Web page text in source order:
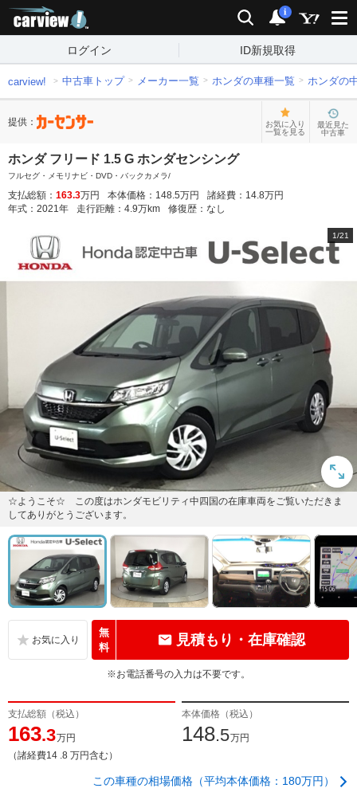
検索 通知
i
ログイン ID新規取得
carview! 中古車トップ メーカー一覧 ホンダの車種一覧 ホンダの
提供：
お気に入り
一覧を見る
最近見た
中古車
ホンダ フリード 1.5 G ホンダセンシング
フルセグ・メモリナビ・DVD・バックカメラ/
支払総額： 163.3万円 本体価格： 148.5万円 諸経費： 14.8万円
年式： 2021年 走行距離： 4.9万km 修復歴： なし
1/21
☆ようこそ☆ この度はホンダモビリティ中四国の在庫車両をご覧いただきま
してありがとうございます。
無
料
見積もり・在庫確認
※お電話番号の入力は不要です。
支払総額（税込）
163.3万円
（諸経費14 .8 万円含む）
本体価格（税込）
148.5万円
この車種の相場価格（平均本体価格：180万円）